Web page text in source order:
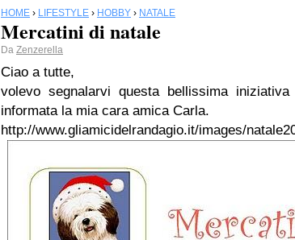
HOME › LIFESTYLE › HOBBY › NATALE
Mercatini di natale
Da Zenzerella
Ciao a tutte,
volevo segnalarvi questa bellissima
informata la mia cara amica Carla.
http://www.gliamicidelrandagio.it/images/